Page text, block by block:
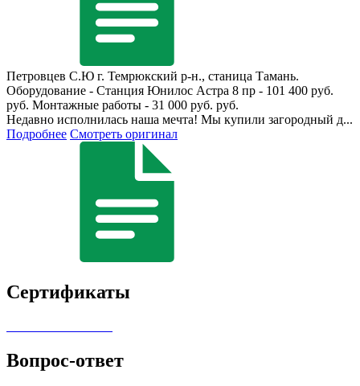
Петровцев С.Ю г. Темрюкский р-н., станица Тамань.
Оборудование - Станция Юнилос Астра 8 пр - 101 400 руб.
руб. Монтажные работы - 31 000 руб. руб.
Недавно исполнилась наша мечта! Мы купили загородный д...
Подробнее Смотреть оригинал
Сертификаты
Вопрос-ответ